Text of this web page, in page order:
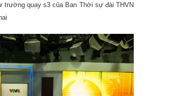
trường quay s3 của Ban Thời sự đài THVN